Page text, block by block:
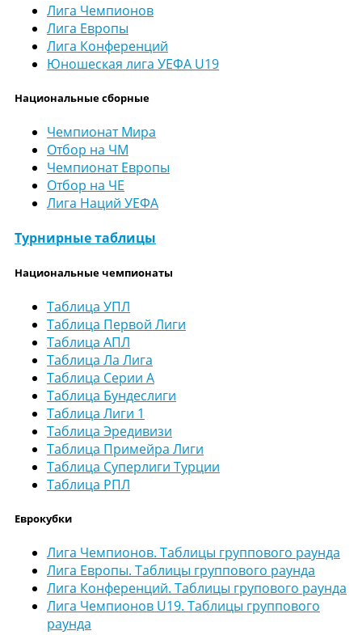
Лига Чемпионов
Лига Европы
Лига Конференций
Юношеская лига УЕФА U19
Национальные сборные
Чемпионат Мира
Отбор на ЧМ
Чемпионат Европы
Отбор на ЧЕ
Лига Наций УЕФА
Турнирные таблицы
Национальные чемпионаты
Таблица УПЛ
Таблица Первой Лиги
Таблица АПЛ
Таблица Ла Лига
Таблица Серии А
Таблица Бундеслиги
Таблица Лиги 1
Таблица Эредивизи
Таблица Примейра Лиги
Таблица Суперлиги Турции
Таблица РПЛ
Еврокубки
Лига Чемпионов. Таблицы группового раунда
Лига Европы. Таблицы группового раунда
Лига Конференций. Таблицы групового раунда
Лига Чемпионов U19. Таблицы группового
раунда